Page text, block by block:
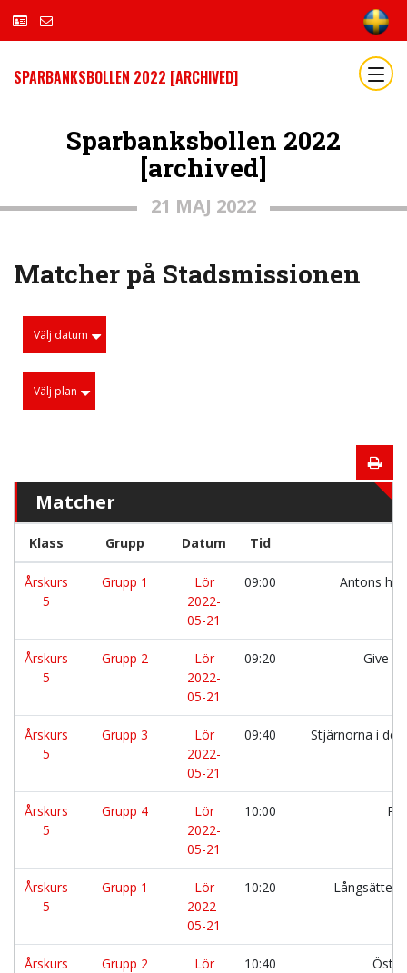
SPARBANKSBOLLEN 2022 [ARCHIVED]
Sparbanksbollen 2022
[archived]
21 MAJ 2022
Matcher på Stadsmissionen
Välj datum
Välj plan
Matcher
Klass Grupp Datum Tid
Årskurs
5
Grupp 1
Lör
2022-
05-21
09:00 Antons
Årskurs
5
Grupp 2
Lör
2022-
05-21
09:20 Give
Årskurs
5
Grupp 3
Lör
2022-
05-21
09:40 Stjärnorna i
Årskurs
5
Grupp 4
Lör
2022-
05-21
10:00
Årskurs
5
Grupp 1
Lör
2022-
05-21
10:20
Årskurs
Grupp 2
Lör
10:40